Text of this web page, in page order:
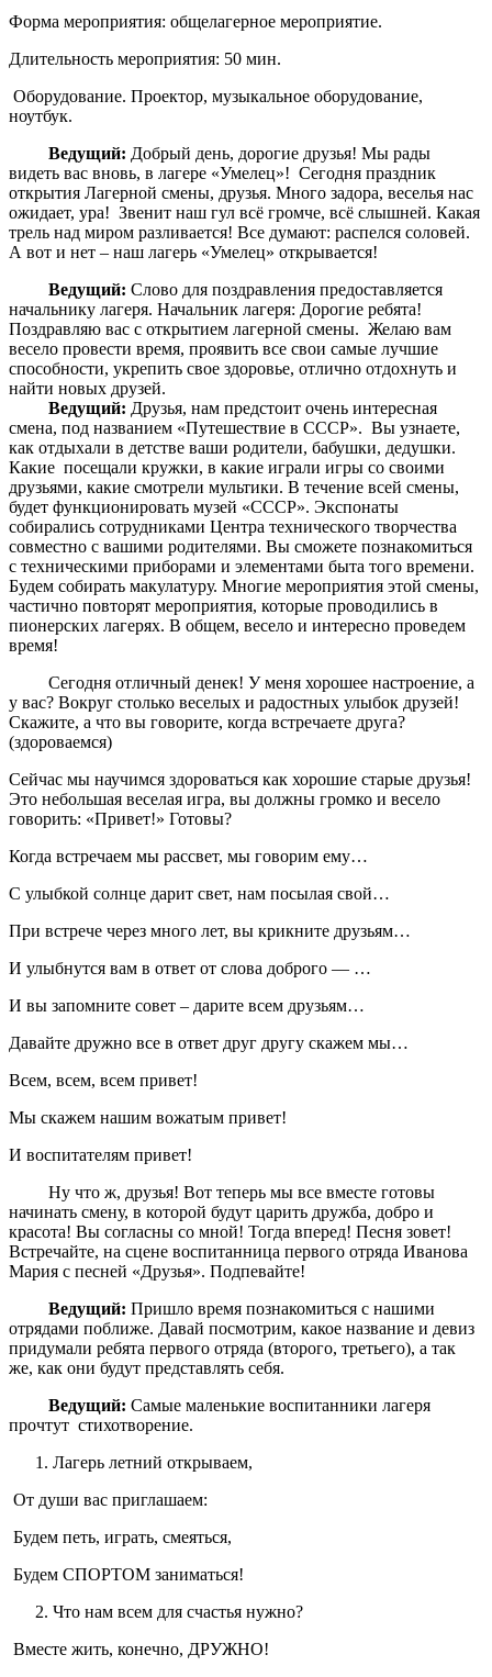
Форма мероприятия: общелагерное мероприятие.
Длительность мероприятия: 50 мин.
Оборудование. Проектор, музыкальное оборудование,
ноутбук.
Ведущий: Добрый день, дорогие друзья! Мы рады
видеть вас вновь, в лагере «Умелец»! Сегодня праздник
открытия Лагерной смены, друзья. Много задора, веселья нас
ожидает, ура! Звенит наш гул всё громче, всё слышней. Какая
трель над миром разливается! Все думают: распелся соловей.
А вот и нет – наш лагерь «Умелец» открывается!
Ведущий: Слово для поздравления предоставляется
начальнику лагеря. Начальник лагеря: Дорогие ребята!
Поздравляю вас с открытием лагерной смены. Желаю вам
весело провести время, проявить все свои самые лучшие
способности, укрепить свое здоровье, отлично отдохнуть и
найти новых друзей.
Ведущий: Друзья, нам предстоит очень интересная
смена, под названием «Путешествие в СССР». Вы узнаете,
как отдыхали в детстве ваши родители, бабушки, дедушки.
Какие посещали кружки, в какие играли игры со своими
друзьями, какие смотрели мультики. В течение всей смены,
будет функционировать музей «СССР». Экспонаты
собирались сотрудниками Центра технического творчества
совместно с вашими родителями. Вы сможете познакомиться
с техническими приборами и элементами быта того времени.
Будем собирать макулатуру. Многие мероприятия этой смены,
частично повторят мероприятия, которые проводились в
пионерских лагерях. В общем, весело и интересно проведем
время!
Сегодня отличный денек! У меня хорошее настроение, а
у вас? Вокруг столько веселых и радостных улыбок друзей!
Скажите, а что вы говорите, когда встречаете друга?
(здороваемся)
Сейчас мы научимся здороваться как хорошие старые друзья!
Это небольшая веселая игра, вы должны громко и весело
говорить: «Привет!» Готовы?
Когда встречаем мы рассвет, мы говорим ему…
С улыбкой солнце дарит свет, нам посылая свой…
При встрече через много лет, вы крикните друзьям…
И улыбнутся вам в ответ от слова доброго — …
И вы запомните совет – дарите всем друзьям…
Давайте дружно все в ответ друг другу скажем мы…
Всем, всем, всем привет!
Мы скажем нашим вожатым привет!
И воспитателям привет!
Ну что ж, друзья! Вот теперь мы все вместе готовы
начинать смену, в которой будут царить дружба, добро и
красота! Вы согласны со мной! Тогда вперед! Песня зовет!
Встречайте, на сцене воспитанница первого отряда Иванова
Мария с песней «Друзья». Подпевайте!
Ведущий: Пришло время познакомиться с нашими
отрядами поближе. Давай посмотрим, какое название и девиз
придумали ребята первого отряда (второго, третьего), а так
же, как они будут представлять себя.
Ведущий: Самые маленькие воспитанники лагеря
прочтут стихотворение.
Лагерь летний открываем,
От души вас приглашаем:
Будем петь, играть, смеяться,
Будем СПОРТОМ заниматься!
Что нам всем для счастья нужно?
Вместе жить, конечно, ДРУЖНО!